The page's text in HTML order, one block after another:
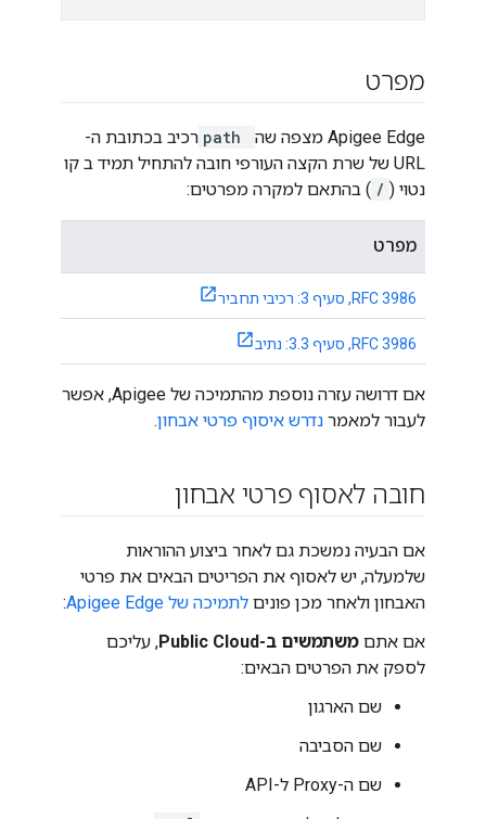
מפרט
Apigee Edge מצפה שה path רכיב בכתובת ה-
URL של שרת הקצה העורפי חובה להתחיל תמיד ב
קו
נטוי ( /
) בהתאם למקרה מפרטים:
מפרט
RFC 3986, סעיף 3: רכיבי תחביר
RFC 3986, סעיף 3.3: נתיב
אם דרושה עזרה נוספת מהתמיכה של Apigee, אפשר
לעבור למאמר נדרש איסוף פרטי אבחון.
חובה לאסוף פרטי אבחון
אם הבעיה נמשכת גם לאחר ביצוע ההוראות
שלמעלה, יש לאסוף את הפריטים הבאים את פרטי
האבחון ולאחר מכן פונים לתמיכה של Apigee Edge
:
אם אתם משתמשים ב-Public Cloud
, עליכם
לספק את הפרטים הבאים:
שם הארגון
שם הסביבה
שם ה-Proxy ל-API